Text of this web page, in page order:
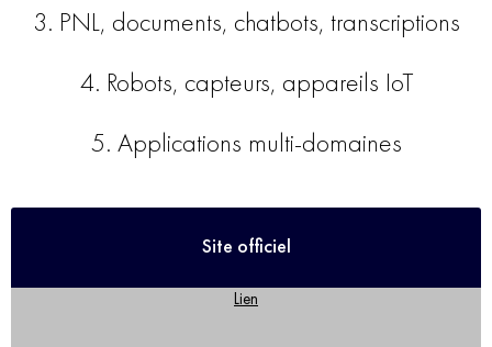
3. PNL, documents, chatbots, transcriptions
4. Robots, capteurs, appareils IoT
5. Applications multi-domaines
Site officiel
Lien